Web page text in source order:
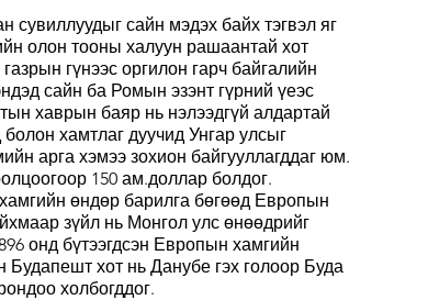
сайн мэдэх байх тэгвэл яг
олон тооны халуун рашаантай хот
гүнээс оргилон гарч байгалийн
сайн ба Ромын эзэнт гүрний үеэс
хаврын баяр нь нэлээдгүй алдартай
хамтлаг дуучид Унгар улсыг
арга хэмээ зохион байгууллагддаг юм.
150 ам.доллар болдог.
өндөр барилга бөгөөд Европын
зүйл нь Монгол улс өнөөдрийг
онд бүтээгдсэн Европын хамгийн
хот нь Данубе гэх голоор Буда
холбогддог.